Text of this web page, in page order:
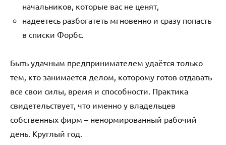
начальников, которые вас не ценят,
надеетесь разбогатеть мгновенно и сразу попасть
в списки Форбс.
Быть удачным предпринимателем удаётся только
тем, кто занимается делом, которому готов отдавать
все свои силы, время и способности. Практика
свидетельствует, что именно у владельцев
собственных фирм – ненормированный рабочий
день. Круглый год.